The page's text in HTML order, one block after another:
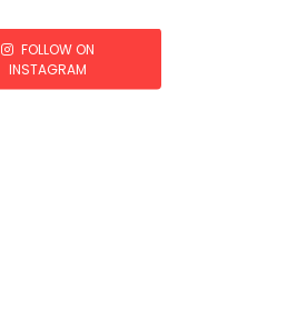
FOLLOW ON
INSTAGRAM